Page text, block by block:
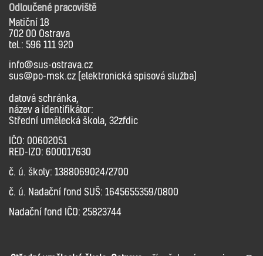
Odloučené pracoviště
Matiční 18
702 00 Ostrava
tel.: 596 111 920
info@sus-ostrava.cz
sus@po-msk.cz (elektronická spisová služba)
datová schránka,
název a identifikátor:
Střední umělecká škola, 32zfdic
IČO: 00602051
RED-IZO: 600017630
č. ú. školy: 1388069024/2700
č. ú. Nadační fond SUŠ: 1645655359/0800
Nadační fond IČO: 25823744